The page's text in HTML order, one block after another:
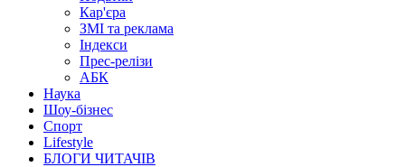
Кар'єра
ЗМІ та реклама
Індекси
Прес-релізи
АБК
Наука
Шоу-бізнес
Спорт
Lifestyle
БЛОГИ ЧИТАЧІВ